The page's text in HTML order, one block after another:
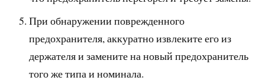
При обнаружении поврежденного
предохранителя, аккуратно извлеките его из
держателя и замените на новый предохранитель
того же типа и номинала.